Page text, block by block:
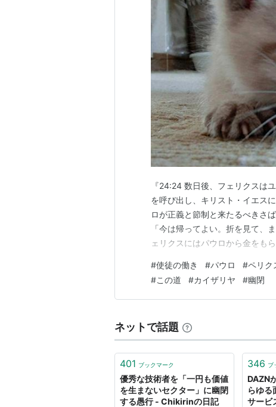
『24:24 数日後、フェリクスは
を呼び出し、キリスト・イエス
ロが正義と節制と来たるべきさ
「今は帰ってよい。折を見て、
ェリクスにはパウロから金をも
た。しかし、フェリクスはユダ
にしておいた。 使徒の働き24…
#使徒の働き #パウロ #ペリク
#この道 #カイザリヤ #幽閉
ネットで話題
401 ブックマーク
優秀な技術者を「一円も価値
を生まないセクター」に幽閉
する愚行 - Chikirinの日記
346 ブ
DAZN
らゆる
サービ